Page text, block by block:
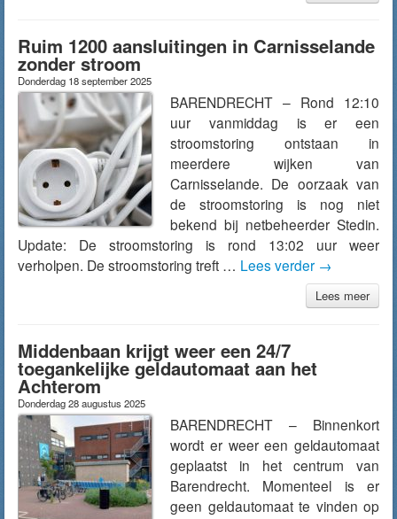
Ruim 1200 aansluitingen in Carnisselande
zonder stroom
Donderdag 18 september 2025
BARENDRECHT – Rond 12:10
uur vanmiddag is er een
stroomstoring ontstaan in
meerdere wijken van
Carnisselande. De oorzaak van
de stroomstoring is nog niet
bekend bij netbeheerder Stedin.
Update: De stroomstoring is rond 13:02 uur weer
verholpen. De stroomstoring treft … Lees verder →
Lees meer
Middenbaan krijgt weer een 24/7
toegankelijke geldautomaat aan het
Achterom
Donderdag 28 augustus 2025
BARENDRECHT – Binnenkort
wordt er weer een geldautomaat
geplaatst in het centrum van
Barendrecht. Momenteel is er
geen geldautomaat te vinden op